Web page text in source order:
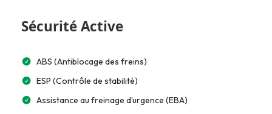
Sécurité Active
ABS (Antiblocage des freins)
ESP (Contrôle de stabilité)
Assistance au freinage d’urgence (EBA)